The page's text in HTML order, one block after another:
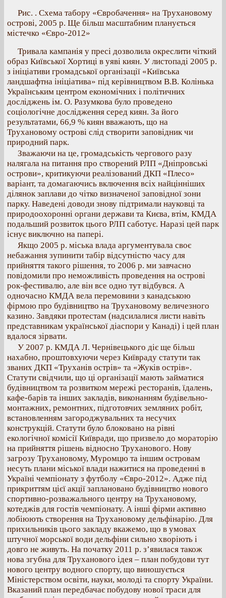
Рис. . Схема табору «Євробачення» на Трухановому
острові, 2005 р. Ще більш масштабним планується
містечко «Євро-2012»
Тривала кампанія у пресі дозволила окреслити чіткий
образ Київської Хортиці в уяві киян. У листопаді 2005 р.
з ініціативи громадської організації «Київська
ландшафтна ініціатива» під керівництвом В.В. Колінька
Українським центром економічних і політичних
досліджень ім. О. Разумкова було проведено
соціологічне дослідження серед киян. За його
результатами, 66,9 % киян вважають, що на
Трухановому острові слід створити заповідник чи
природний парк.
Зважаючи на це, громадськість чергового разу
налягала на питання про створений РЛП «Дніпровські
острови», критикуючи реалізований ДКП «Плесо»
варіант, та домагаючись включення всіх найцінніших
ділянок заплави до чітко визначеної заповідної зони
парку. Наведені доводи знову підтримали науковці та
природоохоронні органи держави та Києва, втім, КМДА
подальший розвиток цього РЛП саботує. Наразі цей парк
існує виключно на папері.
Якщо 2005 р. міська влада аргументувала своє
небажання зупинити табір відсутністю часу для
прийняття такого рішення, то 2006 р. ми завчасно
повідомили про неможливість проведення на острові
рок-фестивалю, але він все одно тут відбувся. А
одночасно КМДА вела перемовини з канадською
фірмою про будівництво на Трухановому величезного
казино. Завдяки протестам (надсилалися листи навіть
представникам української діаспори у Канаді) і цей план
вдалося зірвати.
У 2007 р. КМДА Л. Чернівецького діє ще більш
нахабно, проштовхуючи через Київраду статути так
званих ДКП «Труханів острів» та «Жуків острів».
Статути свідчили, що ці організації мають займатися
будівництвом та розвитком мережі ресторанів, їдалень,
кафе-барів та інших закладів, виконанням будівельно-
монтажних, ремонтних, підготовчих земляних робіт,
встановленням загороджувальних та несучих
конструкцій. Статути було блоковано на рівні
екологічної комісії Київради, що призвело до мораторію
на прийняття рішень відносно Труханового. Нову
загрозу Трухановому, Муромцю та іншим островам
несуть плани міської влади нажитися на проведенні в
Україні чемпіонату з футболу «Євро-2012». Адже під
прикриттям цієї акції заплановано будівництво нового
спортивно-розважального центру на Трухановому,
котеджів для гостів чемпіонату. А інші фірми активно
лобіюють створення на Трухановому дельфінарію. Для
прихильників цього закладу вкажемо, що в умовах
штучної морської води дельфіни сильно хворіють і
довго не живуть. На початку 2011 р. з’явилася також
нова згубна для Труханового ідея – план побудови тут
нового центру водного спорту, що виношується
Міністерством освіти, науки, молоді та спорту України.
Вказаний план передбачає побудову нової траси для